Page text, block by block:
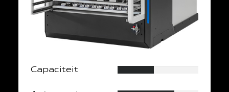
Capaciteit